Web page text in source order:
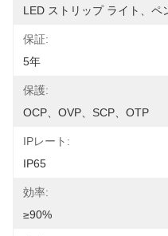
LED ストリップ ライト、ペ
保証:
5年
保護:
OCP、OVP、SCP、OTP
IPレート:
IP65
効率:
≥90%